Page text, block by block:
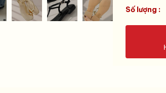
Số lượng :